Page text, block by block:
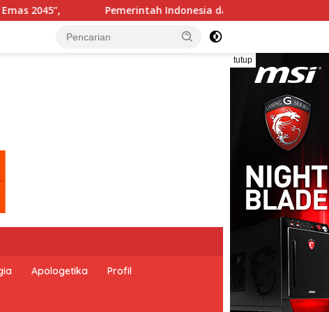
Perserikatan Bangsa-Bangsa Peringati Hari Dunia Anti
tutup
Apologetika Profil